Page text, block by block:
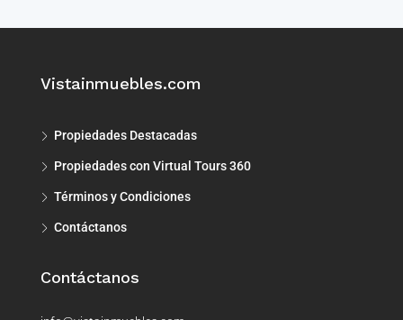
Vistainmuebles.com
Propiedades Destacadas
Propiedades con Virtual Tours 360
Términos y Condiciones
Contáctanos
Contáctanos